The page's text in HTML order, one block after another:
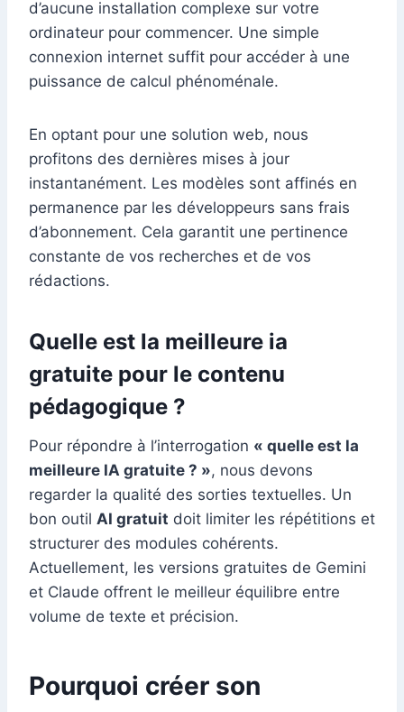
d’aucune installation complexe sur votre
ordinateur pour commencer. Une simple
connexion internet suffit pour accéder à une
puissance de calcul phénoménale.
En optant pour une solution web, nous
profitons des dernières mises à jour
instantanément. Les modèles sont affinés en
permanence par les développeurs sans frais
d’abonnement. Cela garantit une pertinence
constante de vos recherches et de vos
rédactions.
Quelle est la meilleure ia
gratuite pour le contenu
pédagogique ?
Pour répondre à l’interrogation « quelle est la
meilleure IA gratuite ? », nous devons
regarder la qualité des sorties textuelles. Un
bon outil AI gratuit doit limiter les répétitions et
structurer des modules cohérents.
Actuellement, les versions gratuites de Gemini
et Claude offrent le meilleur équilibre entre
volume de texte et précision.
Pourquoi créer son